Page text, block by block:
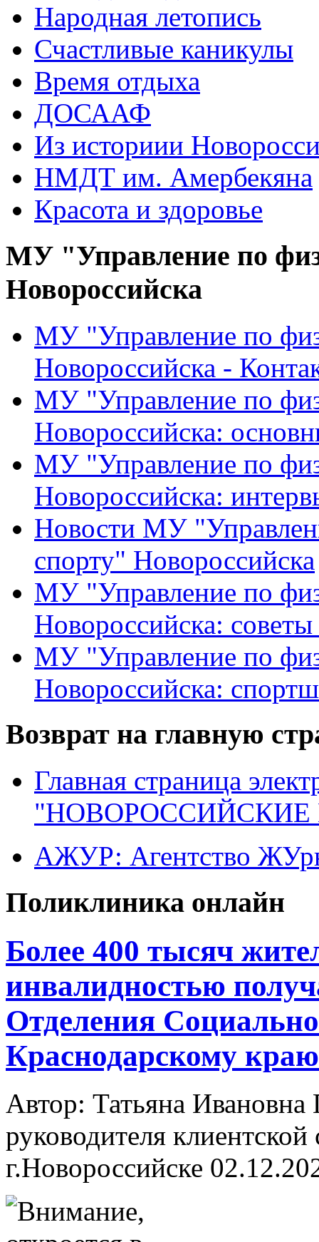
Народная летопись
Счастливые каникулы
Время отдыха
ДОСААФ
Из историии
НМДТ им. Амербекяна
Красота и здоровье
МУ "Управление по
Новороссийска
МУ "Управление по
Новороссийска -
МУ "Управление по
Новороссийска:
МУ "Управление по
Новороссийска:
Новости МУ
спорту" Новороссийска
МУ "Управление по
Новороссийска:
МУ "Управление по
Новороссийска:
Возврат на главную
Главная страница
"НОВОРОССИЙСКИЕ
АЖУР: Агентство
Поликлиника онлайн
Более 400 тысяч
инвалидностью
Отделения
Краснодарскому
Автор: Татьяна
руководителя
г.Новороссийске